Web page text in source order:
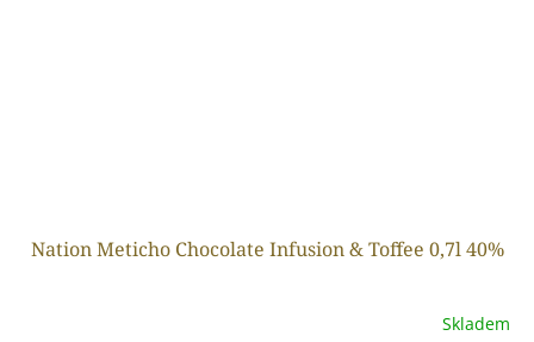
Nation Meticho Chocolate Infusion & Toffee 0,7l 40%
Skladem